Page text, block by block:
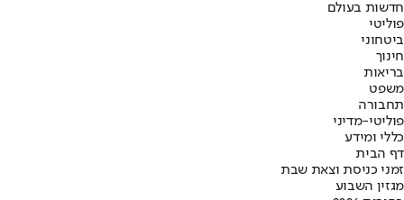
חדשות בעולם
פוליטי
ביטחוני
חינוך
בריאות
משפט
תחבורה
פוליטי-מדיני
כללי ומידע
דף הבית
זמני כניסת וצאת שבת
מגזין השבוע